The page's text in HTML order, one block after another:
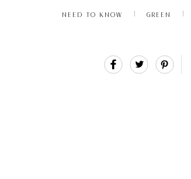
NEED TO KNOW GREEN
Share Tweet